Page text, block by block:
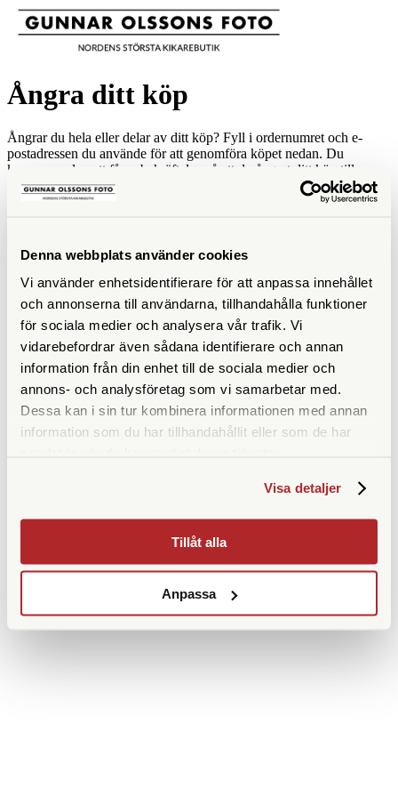
Denna webbplats använder cookies
Vi använder enhetsidentifierare för att anpassa innehållet
och annonserna till användarna, tillhandahålla funktioner
för sociala medier och analysera vår trafik. Vi
vidarebefordrar även sådana identifierare och annan
information från din enhet till de sociala medier och
annons- och analysföretag som vi samarbetar med.
Dessa kan i sin tur kombinera informationen med annan
information som du har tillhandahållit eller som de har
Visa detaljer
Tillåt alla
Anpassa
Ångra ditt köp
Ångrar du hela eller delar av ditt köp? Fyll i ordernumret och e-
postadressen du använde för att genomföra köpet nedan. Du
kommer sedan att få en bekräftelse på att du ångrat ditt köp till
denna e-postadress.
Ordernummer:
E-post:
Om du inte vet ditt ordernummer eller vilken e-postadress du
använde, vänligen ta kontakt med Gunnar Olssons Foto direkt -
Kontakta oss